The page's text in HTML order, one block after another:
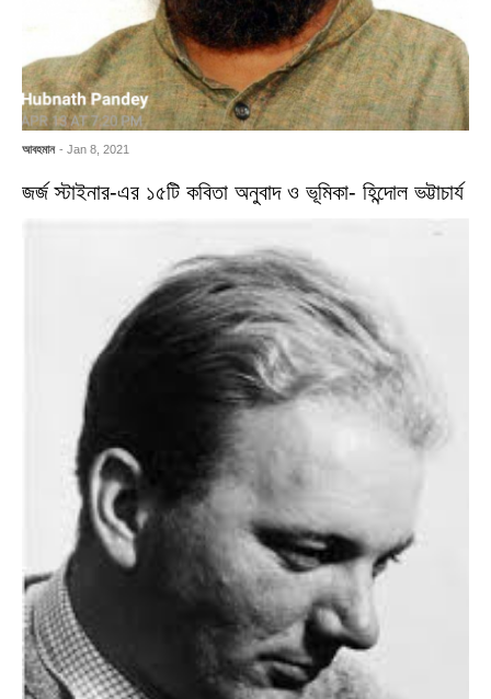
আবহমান - Jan 8, 2021
জর্জ স্টাইনার-এর ১৫টি কবিতা অনুবাদ ও ভূমিকা- হিন্দোল ভট্টাচার্য